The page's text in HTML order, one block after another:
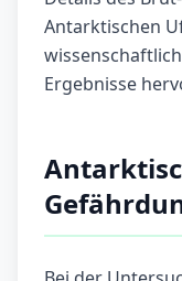
Antarktischen
Ergebnisse